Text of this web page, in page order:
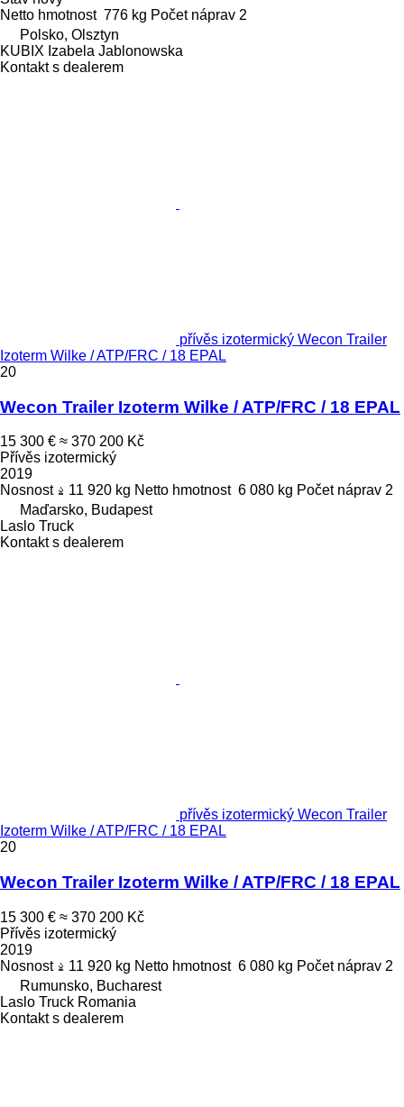
Netto hmotnost 776 kg Počet náprav 2
Polsko, Olsztyn
KUBIX Izabela Jablonowska
Kontakt s dealerem
přívěs izotermický Wecon Trailer
Izoterm Wilke / ATP/FRC / 18 EPAL
20
Wecon Trailer Izoterm Wilke / ATP/FRC / 18 EPAL
15 300 € ≈ 370 200 Kč
Přívěs izotermický
2019
Nosnost
11 920 kg Netto hmotnost 6 080 kg Počet náprav 2
Maďarsko, Budapest
Laslo Truck
Kontakt s dealerem
přívěs izotermický Wecon Trailer
Izoterm Wilke / ATP/FRC / 18 EPAL
20
Wecon Trailer Izoterm Wilke / ATP/FRC / 18 EPAL
15 300 € ≈ 370 200 Kč
Přívěs izotermický
2019
Nosnost
11 920 kg Netto hmotnost 6 080 kg Počet náprav 2
Rumunsko, Bucharest
Laslo Truck Romania
Kontakt s dealerem